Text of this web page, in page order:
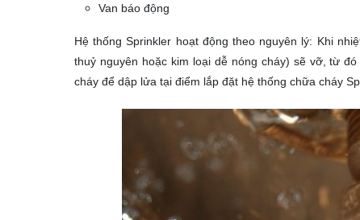
Van báo động
Hệ thống Sprinkler hoạt động theo nguyên lý: Khi
thuỷ nguyên hoặc kim loại dễ nóng cháy) sẽ vỡ, từ
cháy để dập lửa tại điểm lắp đặt hệ thống chữa cháy